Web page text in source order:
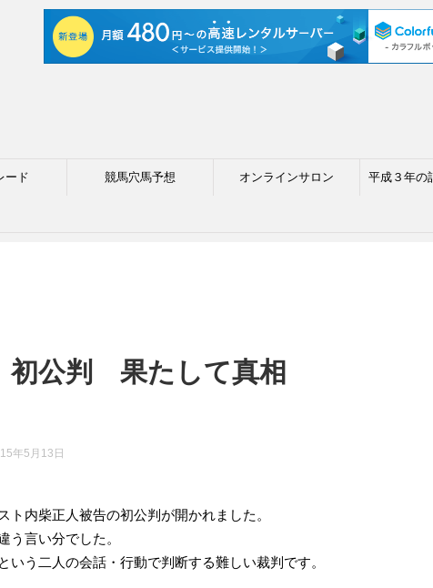
ード 競馬穴馬予想 オンラインサロン 平成３年の
公判 果たして真相
年5月13日
ト内柴正人被告の初公判が開かれました。
う言い分でした。
いう二人の会話・行動で判断する難しい裁判です。